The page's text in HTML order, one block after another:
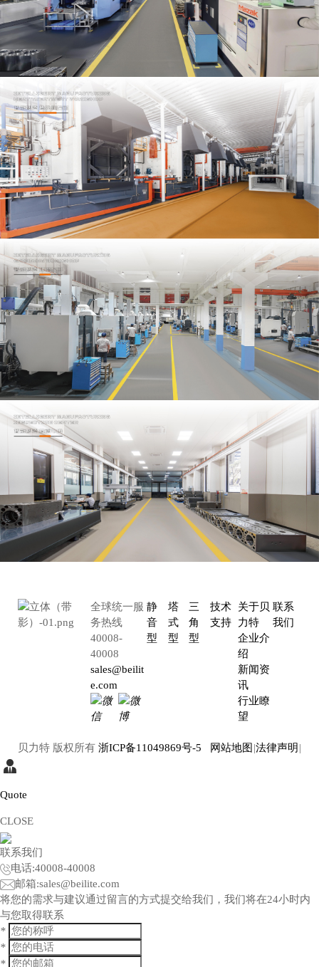
全球统一服
务热线
40008-
40008
sales@beilit
e.com
静
音
型
塔
式
型
三
角
型
技术
支持
关于贝
力特
企业介
绍
新闻资
讯
行业瞭
望
联系
我们
贝力特 版权所有浙ICP备11049869号-5 网站地图 |法律声明 |
Quote
CLOSE
联系我们
电话:40008-40008
邮箱:sales@beilite.com
将您的需求与建议通过留言的方式提交给我们，我们将在24小时内
与您取得联系
*
*
*